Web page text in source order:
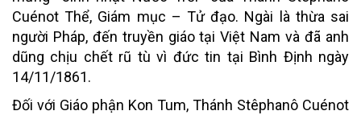
Cuénot Thể, Giám mục – Tử đạo. Ngài là thừa sai
người Pháp, đến truyền giáo tại Việt Nam và đã anh
dũng chịu chết rũ tù vì đức tin tại Bình Định ngày
14/11/1861.
Đối với Giáo phận Kon Tum, Thánh Stêphanô Cuénot